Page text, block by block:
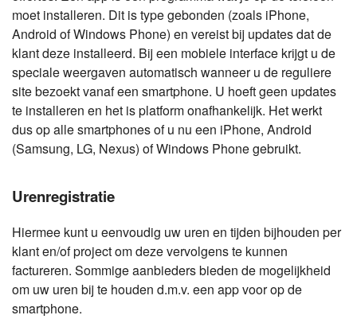
moet installeren. Dit is type gebonden (zoals iPhone,
Android of Windows Phone) en vereist bij updates dat de
klant deze installeerd. Bij een mobiele interface krijgt u de
speciale weergaven automatisch wanneer u de reguliere
site bezoekt vanaf een smartphone. U hoeft geen updates
te installeren en het is platform onafhankelijk. Het werkt
dus op alle smartphones of u nu een iPhone, Android
(Samsung, LG, Nexus) of Windows Phone gebruikt.
Urenregistratie
Hiermee kunt u eenvoudig uw uren en tijden bijhouden per
klant en/of project om deze vervolgens te kunnen
factureren. Sommige aanbieders bieden de mogelijkheid
om uw uren bij te houden d.m.v. een app voor op de
smartphone.